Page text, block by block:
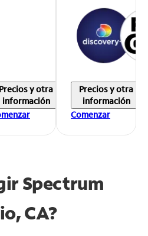
Precios y otra
información
Precios y otra
información
Comenzar
Spectrum
CA?